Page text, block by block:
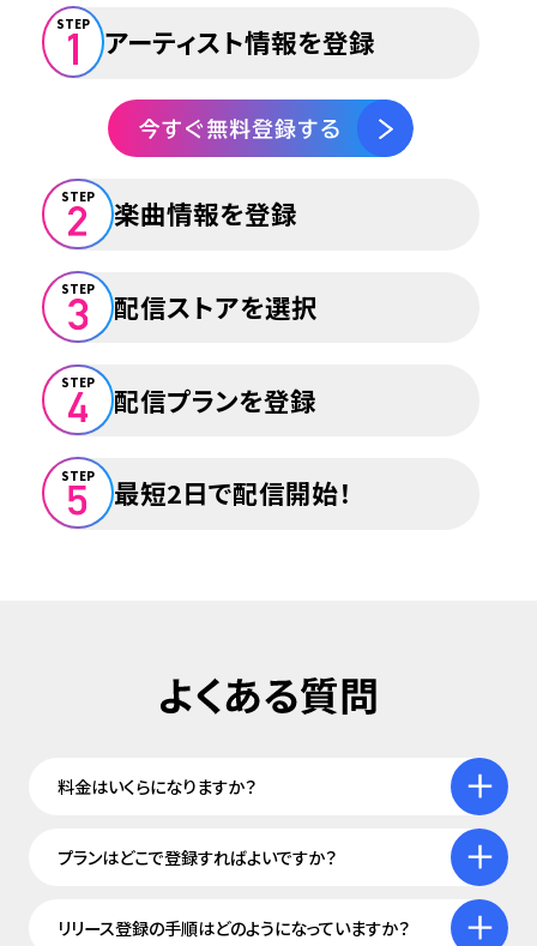
STEP アーティスト情報を登録
STEP 楽曲情報を登録
STEP 配信ストアを選択
STEP 配信プランを登録
STEP 最短2日で配信開始！
料金はいくらになりますか？
プランはどこで登録すればよいですか？
リリース登録の手順はどのようになっていますか？